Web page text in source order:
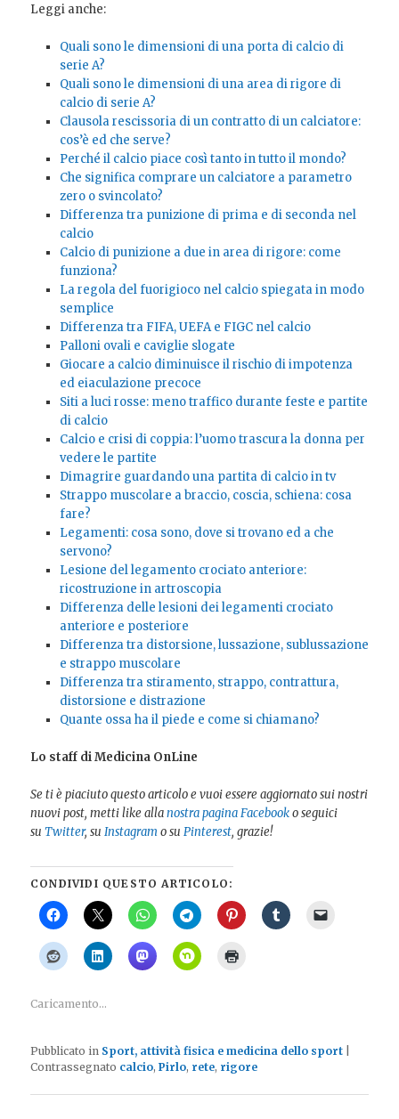
Leggi anche:
Quali sono le dimensioni di una porta di calcio di
serie A?
Quali sono le dimensioni di una area di rigore di
calcio di serie A?
Clausola rescissoria di un contratto di un calciatore:
cos’è ed che serve?
Perché il calcio piace così tanto in tutto il mondo?
Che significa comprare un calciatore a parametro
zero o svincolato?
Differenza tra punizione di prima e di seconda nel
calcio
Calcio di punizione a due in area di rigore: come
funziona?
La regola del fuorigioco nel calcio spiegata in modo
semplice
Differenza tra FIFA, UEFA e FIGC nel calcio
Palloni ovali e caviglie slogate
Giocare a calcio diminuisce il rischio di impotenza
ed eiaculazione precoce
Siti a luci rosse: meno traffico durante feste e partite
di calcio
Calcio e crisi di coppia: l’uomo trascura la donna per
vedere le partite
Dimagrire guardando una partita di calcio in tv
Strappo muscolare a braccio, coscia, schiena: cosa
fare?
Legamenti: cosa sono, dove si trovano ed a che
servono?
Lesione del legamento crociato anteriore:
ricostruzione in artroscopia
Differenza delle lesioni dei legamenti crociato
anteriore e posteriore
Differenza tra distorsione, lussazione, sublussazione
e strappo muscolare
Differenza tra stiramento, strappo, contrattura,
distorsione e distrazione
Quante ossa ha il piede e come si chiamano?
Lo staff di Medicina OnLine
Se ti è piaciuto questo articolo e vuoi essere aggiornato sui nostri
nuovi post, metti like allanostra pagina Facebooko seguici
suTwitter, suInstagramo suPinterest, grazie!
CONDIVIDI QUESTO ARTICOLO:
Caricamento...
Pubblicato in Sport, attività fisica e medicina dello sport
Contrassegnato calcio,Pirlo, rete, rigore